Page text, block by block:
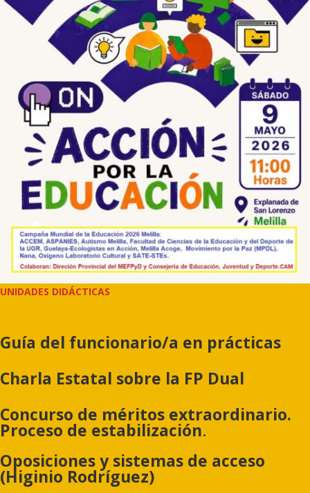
UNIDADES DIDÁCTICAS
Guía del funcionario/a en prácticas
Charla Estatal sobre la FP Dual
Concurso de méritos extraordinario.
Proceso de estabilización.
Oposiciones y sistemas de acceso
(Higinio Rodríguez)